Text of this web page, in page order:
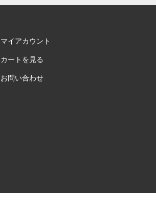
マイアカウント
カートを見る
お問い合わせ